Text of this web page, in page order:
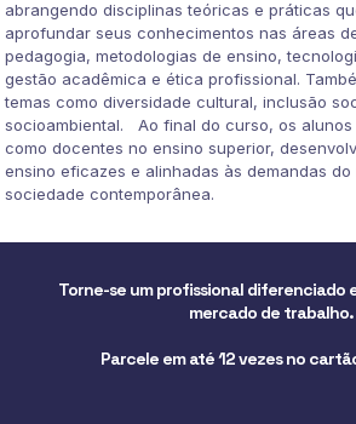
abrangendo disciplinas teóricas e práticas
aprofundar seus conhecimentos nas áreas
pedagogia, metodologias de ensino,
gestão acadêmica e ética profissional.
temas como diversidade cultural, inclusão
socioambiental. Ao final do curso, os
como docentes no ensino superior,
ensino eficazes e alinhadas às demandas
sociedade contemporânea.
Torne-se um profissional diferenciado
mercado de trabalho.
Parcele em até 12 vezes no